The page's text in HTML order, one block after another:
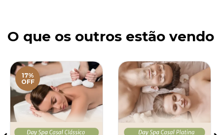
O que os outros estão vendo
17%
OFF